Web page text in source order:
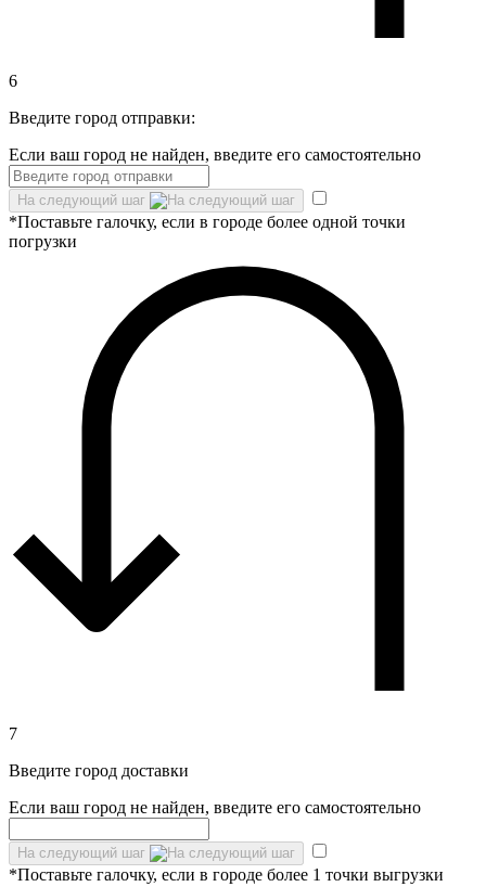
6
Введите город отправки:
Если ваш город не найден, введите его самостоятельно
На следующий шаг
*Поставьте галочку, если в городе более одной точки
погрузки
7
Введите город доставки
Если ваш город не найден, введите его самостоятельно
На следующий шаг
*Поставьте галочку, если в городе более 1 точки выгрузки